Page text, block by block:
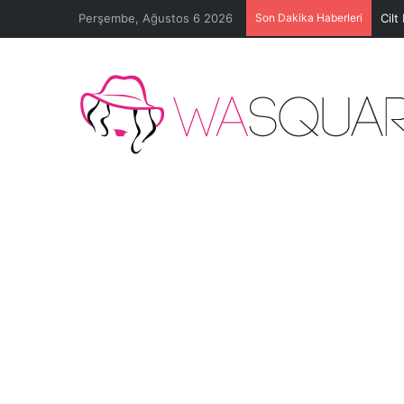
Perşembe, Ağustos 6 2026 Son Dakika Haberleri Cilt